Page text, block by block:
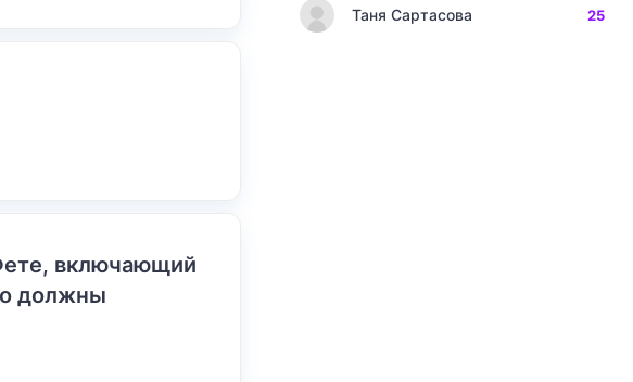
включающий
должны
Таня Сартасова 25